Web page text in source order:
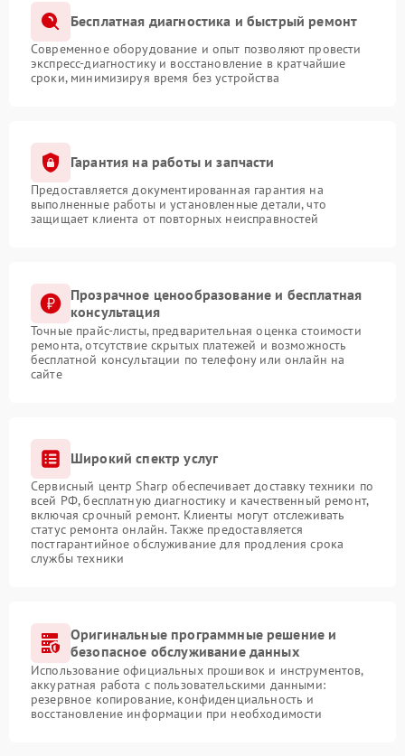
Бесплатная диагностика и быстрый ремонт
Современное оборудование и опыт позволяют провести
экспресс-диагностику и восстановление в кратчайшие
сроки, минимизируя время без устройства
Гарантия на работы и запчасти
Предоставляется документированная гарантия на
выполненные работы и установленные детали, что
защищает клиента от повторных неисправностей
Прозрачное ценообразование и бесплатная
консультация
Точные прайс-листы, предварительная оценка стоимости
ремонта, отсутствие скрытых платежей и возможность
бесплатной консультации по телефону или онлайн на
сайте
Широкий спектр услуг
Сервисный центр Sharp обеспечивает доставку техники по
всей РФ, бесплатную диагностику и качественный ремонт,
включая срочный ремонт. Клиенты могут отслеживать
статус ремонта онлайн. Также предоставляется
постгарантийное обслуживание для продления срока
службы техники
Оригинальные программные решение и
безопасное обслуживание данных
Использование официальных прошивок и инструментов,
аккуратная работа с пользовательскими данными:
резервное копирование, конфиденциальность и
восстановление информации при необходимости